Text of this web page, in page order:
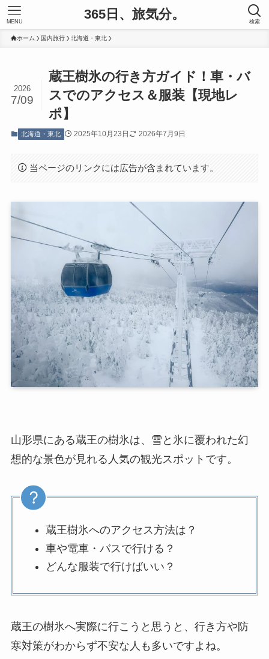
365日、旅気分。 検索
MENU
ホーム 国内旅行 北海道・東北
蔵王樹氷の行き方ガイド！車・バ
スでのアクセス＆服装【現地レ
ポ】
2026
7/09
北海道・東北 2025年10月23日 2026年7月9日
当ページのリンクには広告が含まれています。
山形県にある蔵王の樹氷は、雪と氷に覆われた幻
想的な景色が見れる人気の観光スポットです。
蔵王樹氷へのアクセス方法は？
車や電車・バスで行ける？
どんな服装で行けばいい？
蔵王の樹氷へ実際に行こうと思うと、行き方や防
寒対策がわからず不安な人も多いですよね。